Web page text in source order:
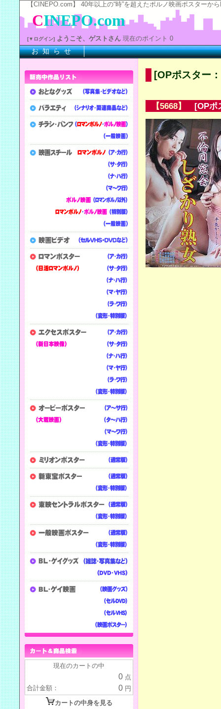
【CINEPO.com】 40年以上の“時”を超えたポルノ映画ポスター
[OPポスター
【5668】 [OPポ
現在のカートの中
0 点
合計金額：
0 円
カートの中身を見る
※
CINEPO.com
[▼ログイン] ようこそ、ゲストさん 現在のポイント 0
お 知 ら せ